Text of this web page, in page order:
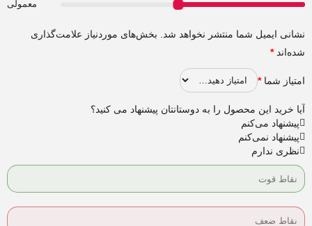
معمولی
نشانی ایمیل شما منتشر نخواهد شد.
بخش‌های موردنیاز علامت‌گذاری
شده‌اند*
امتیاز شما*
آیا خرید این محصول را به دوستانتان پیشنهاد می کنید؟
پیشنهاد می‌کنم
پیشنهاد نمی‌کنم
نظری ندارم